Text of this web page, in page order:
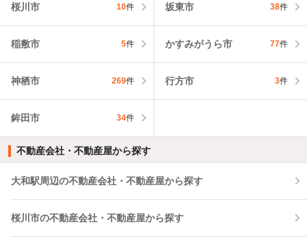
桜川市 10件 坂東市 38件
稲敷市 5件 かすみがうら市 77件
神栖市 269件 行方市 3件
鉾田市 34件
不動産会社・不動産屋から探す
大和駅周辺の不動産会社・不動産屋から探す
桜川市の不動産会社・不動産屋から探す